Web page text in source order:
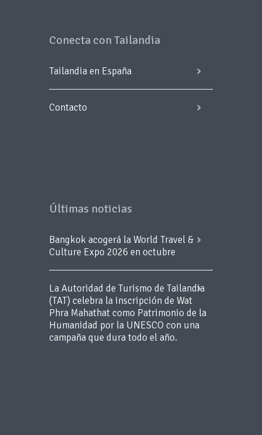
Conecta con Tailandia
Tailandia en España
Contacto
Últimas noticias
Bangkok acogerá la World Travel &
Culture Expo 2026 en octubre
La Autoridad de Turismo de Tailandia
(TAT) celebra la inscripción de Wat
Phra Mahathat como Patrimonio de la
Humanidad por la UNESCO con una
campaña que dura todo el año.